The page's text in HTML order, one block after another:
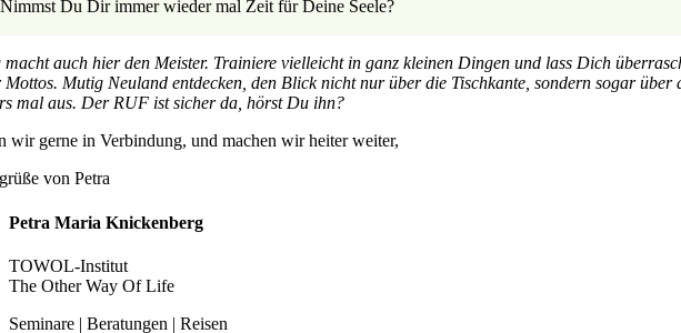
Nimmst Du Dir immer wieder mal Zeit für Deine Seele?
auch hier den Meister. Trainiere vielleicht in ganz kleinen Dingen und lass Dich
Mottos. Mutig Neuland entdecken, den Blick nicht nur über die Tischkante, sondern sogar
mal aus. Der RUF ist sicher da, hörst Du ihn?
wir gerne in Verbindung, und machen wir heiter weiter,
von Petra
Petra Maria Knickenberg
TOWOL-Institut
The Other Way Of Life
Seminare | Beratungen | Reisen